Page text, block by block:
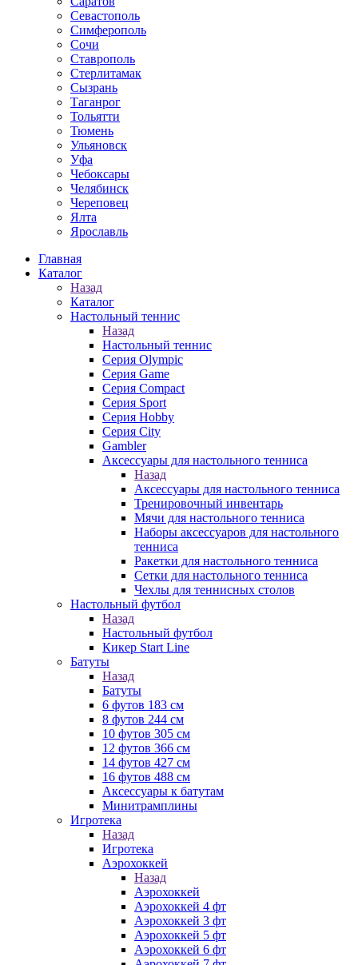
Севастополь
Симферополь
Сочи
Ставрополь
Стерлитамак
Сызрань
Таганрог
Тольятти
Тюмень
Ульяновск
Уфа
Чебоксары
Челябинск
Череповец
Ялта
Ярославль
Главная
Каталог
Назад
Каталог
Настольный теннис
Назад
Настольный теннис
Серия Olympic
Серия Game
Серия Compact
Серия Sport
Серия Hobby
Серия City
Gambler
Аксессуары для настольного тенниса
Назад
Аксессуары для настольного тенниса
Тренировочный инвентарь
Мячи для настольного тенниса
Наборы аксессуаров для настольного
тенниса
Ракетки для настольного тенниса
Сетки для настольного тенниса
Чехлы для теннисных столов
Настольный футбол
Назад
Настольный футбол
Кикер Start Line
Батуты
Назад
Батуты
6 футов 183 см
8 футов 244 см
10 футов 305 см
12 футов 366 см
14 футов 427 см
16 футов 488 см
Аксессуары к батутам
Минитрамплины
Игротека
Назад
Игротека
Аэрохоккей
Назад
Аэрохоккей
Аэрохоккей 4 фт
Аэрохоккей 3 фт
Аэрохоккей 5 фт
Аэрохоккей 6 фт